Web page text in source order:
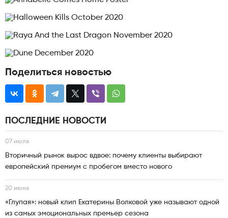
Поделиться новостью
ПОСЛЕДНИЕ НОВОСТИ
07 июля
Вторичный рынок вырос вдвое: почему клиенты выбирают
европейский премиум с пробегом вместо нового
20 июня
«Глупая»: новый клип Екатерины Волковой уже называют одной
из самых эмоциональных премьер сезона